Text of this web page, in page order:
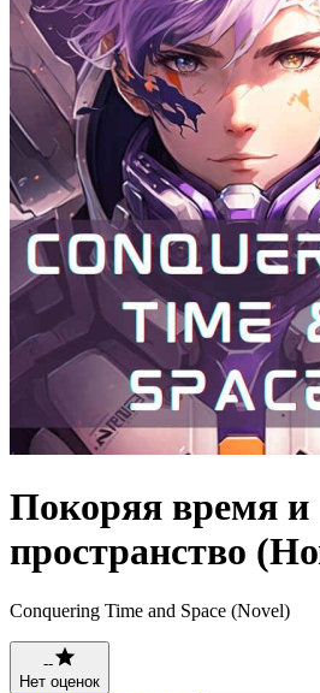
Покоряя время и
пространство
Conquering Time and Space (Novel)
--
Нет оценок